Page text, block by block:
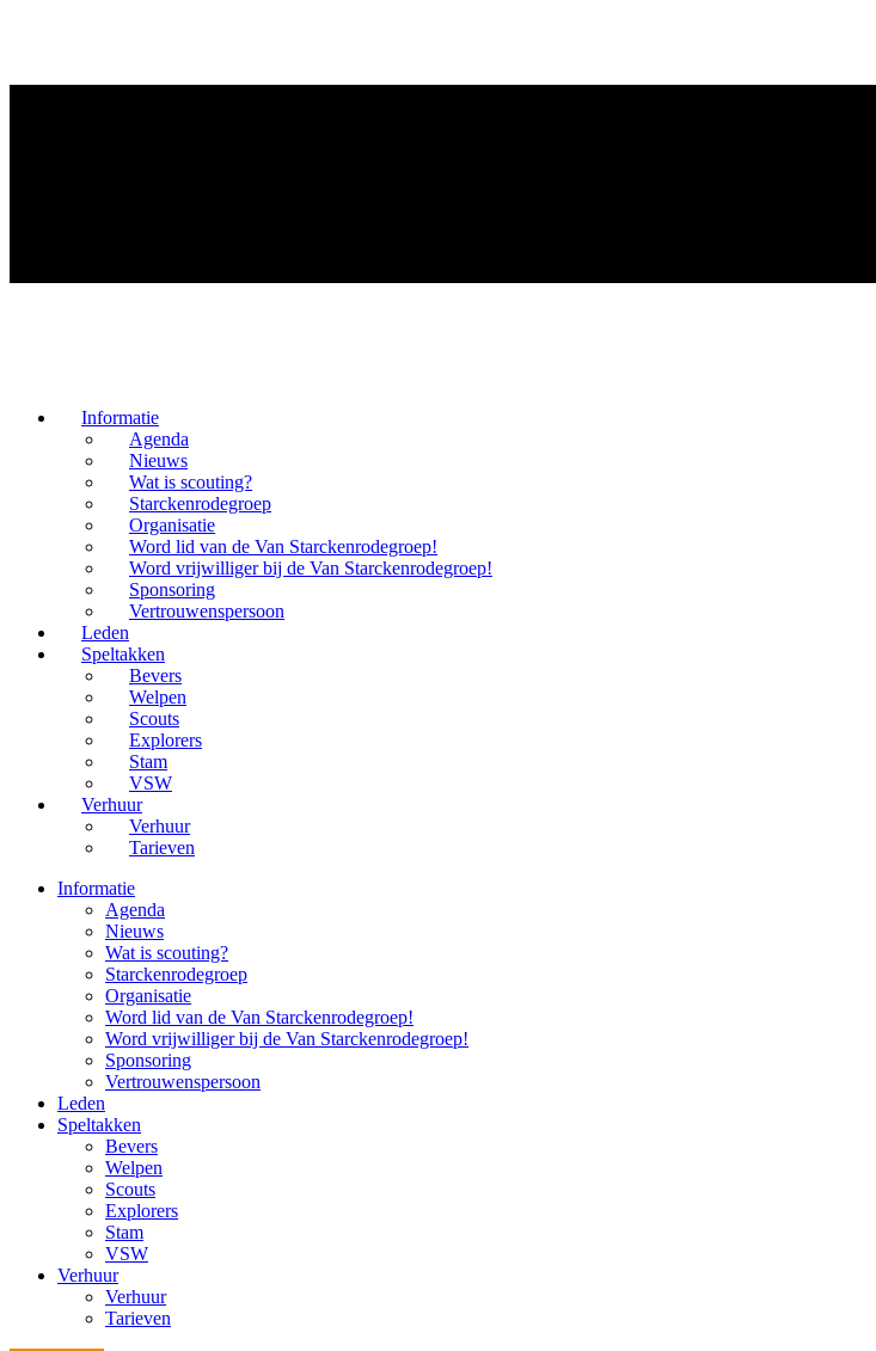
Informatie
Agenda
Nieuws
Wat is scouting?
Starckenrodegroep
Organisatie
Word lid van de Van Starckenrodegroep!
Word vrijwilliger bij de Van Starckenrodegroep!
Sponsoring
Vertrouwenspersoon
Leden
Speltakken
Bevers
Welpen
Scouts
Explorers
Stam
VSW
Verhuur
Verhuur
Tarieven
Informatie
Agenda
Nieuws
Wat is scouting?
Starckenrodegroep
Organisatie
Word lid van de Van Starckenrodegroep!
Word vrijwilliger bij de Van Starckenrodegroep!
Sponsoring
Vertrouwenspersoon
Leden
Speltakken
Bevers
Welpen
Scouts
Explorers
Stam
VSW
Verhuur
Verhuur
Tarieven